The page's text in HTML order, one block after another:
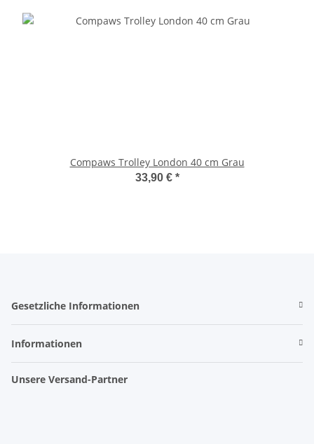
Compaws Trolley London 40 cm Grau
33,90 € *
Gesetzliche Informationen
Informationen
Unsere Versand-Partner